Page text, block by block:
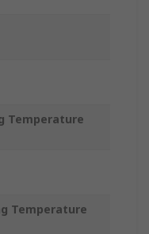
Temperature
Temperature